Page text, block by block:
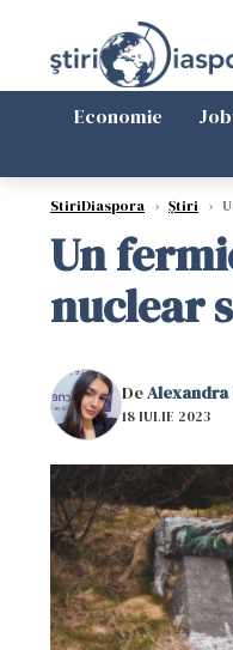
Economie
StiriDiaspora › Știri ›
Un
nuclear
DeAlexandra
18 IULIE 2023